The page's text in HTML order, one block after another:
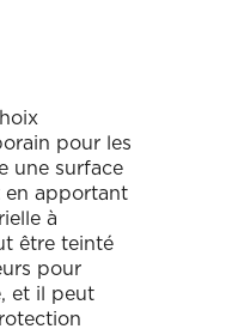
pour les
une surface
en apportant
à
être teinté
pour
et il peut